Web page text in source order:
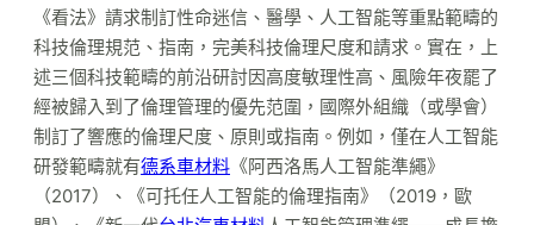
《看法》請求制訂性命迷信、醫學、人工智能等重點範疇的
科技倫理規范、指南，完美科技倫理尺度和請求。實在，上
述三個科技範疇的前沿研討因高度敏理性高、風險年夜罷了
經被歸入到了倫理管理的優先范圍，國際外組織（或學會）
制訂了響應的倫理尺度、原則或指南。例如，僅在人工智能
研發範疇就有德系車材料 《阿西洛馬人工智能準繩》
（2017）、《可托任人工智能的倫理指南》（2019，歐